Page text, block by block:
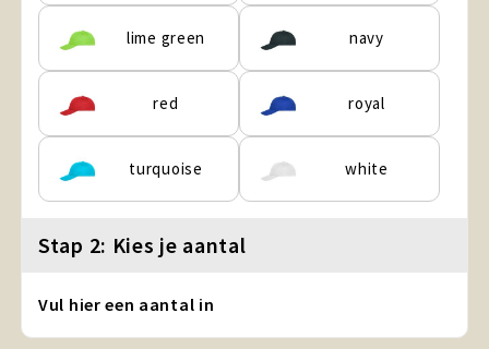
lime green navy
red royal
turquoise white
Stap 2: Kies je aantal
Vul hier een aantal in